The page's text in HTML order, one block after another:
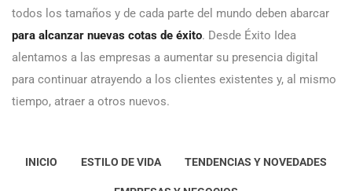
todos los tamaños y de cada parte del mundo deben abarcar
para alcanzar nuevas cotas de éxito. Desde Éxito Idea
alentamos a las empresas a aumentar su presencia digital
para continuar atrayendo a los clientes existentes y, al mismo
tiempo, atraer a otros nuevos.
INICIO ESTILO DE VIDA TENDENCIAS Y NOVEDADES